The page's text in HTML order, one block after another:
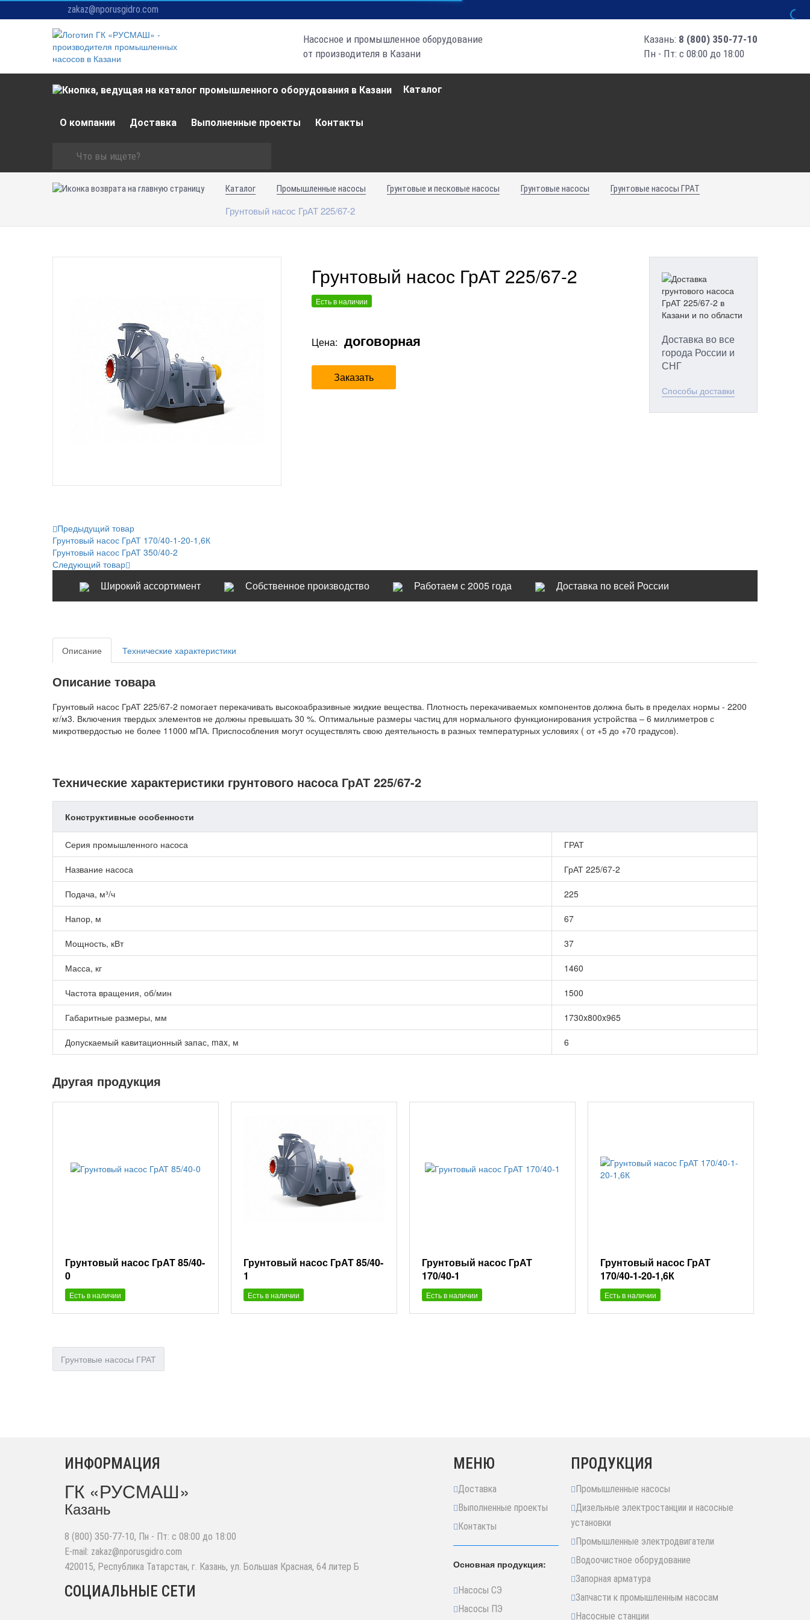
zakaz@nporusgidro.com
Насосное и промышленное оборудование
от производителя в Казани
Казань: 8 (800) 350-77-10
Пн - Пт: с 08:00 до 18:00
Каталог
О компании Доставка Выполненные проекты Контакты
Каталог Промышленные насосы Грунтовые и песковые насосы Грунтовые насосы Грунтовые насосы ГРАТ
Грунтовый насос ГрАТ 225/67-2
Грунтовый насос ГрАТ 225/67-2
Есть в наличии
Цена: договорная
Заказать
Доставка во все
города России и
СНГ
Способы доставки
Предыдущий товар
Грунтовый насос ГрАТ 170/40-1-20-1,6К
Грунтовый насос ГрАТ 350/40-2
Следующий товар
Широкий ассортимент Собственное производство Работаем с 2005 года Доставка по всей России
Описание Технические характеристики
Описание товара
Грунтовый насос ГрАТ 225/67-2 помогает перекачивать высокоабразивные жидкие вещества. Плотность перекачиваемых компонентов должна быть в пределах нормы - 2200
кг/м3. Включения твердых элементов не должны превышать 30 %. Оптимальные размеры частиц для нормального функционирования устройства – 6 миллиметров с
микротвердостью не более 11000 мПА. Приспособления могут осуществлять свою деятельность в разных температурных условиях ( от +5 до +70 градусов).
Технические характеристики грунтового насоса ГрАТ 225/67-2
Конструктивные особенности
Серия промышленного насоса ГРАТ
Название насоса ГрАТ 225/67-2
Подача, м³/ч 225
Напор, м 67
Мощность, кВт 37
Масса, кг 1460
Частота вращения, об/мин 1500
Габаритные размеры, мм 1730x800x965
Допускаемый кавитационный запас, max, м 6
Другая продукция
Грунтовый насос ГрАТ 85/40-
0
Есть в наличии
Грунтовый насос ГрАТ 85/40-
1
Есть в наличии
Грунтовый насос ГрАТ
170/40-1
Есть в наличии
Грунтовый насос ГрАТ
170/40-1-20-1,6К
Есть в наличии
Грунтовые насосы ГРАТ
ИНФОРМАЦИЯ
ГК «РУСМАШ»
Казань
8 (800) 350-77-10, Пн - Пт: с 08:00 до 18:00
E-mail: zakaz@nporusgidro.com
420015, Республика Татарстан, г. Казань, ул. Большая Красная, 64 литер Б
СОЦИАЛЬНЫЕ СЕТИ
МЕНЮ
Доставка
Выполненные проекты
Контакты
Основная продукция:
Насосы СЭ
Насосы ПЭ
ПРОДУКЦИЯ
Промышленные насосы
Дизельные электростанции и насосные
установки
Промышленные электродвигатели
Водоочистное оборудование
Запорная арматура
Запчасти к промышленным насосам
Насосные станции